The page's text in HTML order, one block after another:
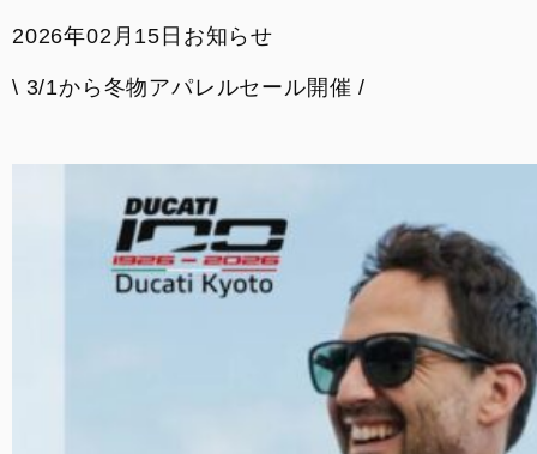
イベント
DOC京都
2026年02月15日 お知らせ
\ 3/1から冬物アパレルセール開催 /